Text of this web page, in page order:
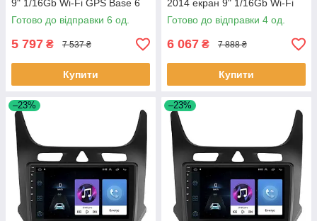
9" 1/16Gb Wi-Fi GPS Base 6
шт.
Готово до відправки 6 од.
5 797 ₴ 7 537 ₴
Купити
2014 екран 9" 1/16Gb Wi-Fi
GPS Base Каміллак 4 шт.
Готово до відправки 4 од.
6 067 ₴ 7 888 ₴
Купити
–23% –23%